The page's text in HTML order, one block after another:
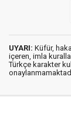
UYARI: Küfür,
içeren, imla
Türkçe karakter